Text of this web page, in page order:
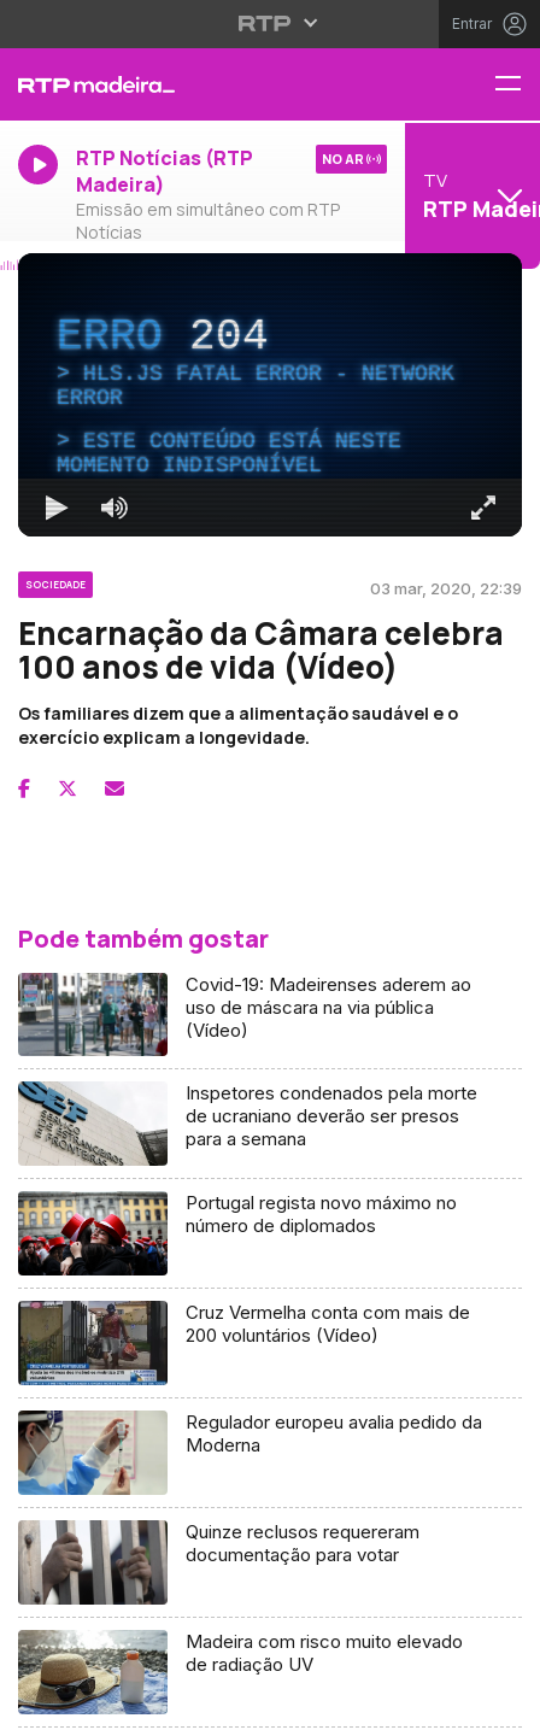
Entrar
RTP Notícias (RTP
Madeira)
Emissão em simultâneo com RTP
Notícias
NO AR
TV
RTP
ERRO204
HLS.JS FATAL ERROR - NETWORK
ERROR
ESTE CONTEÚDO ESTÁ NESTE
MOMENTO INDISPONÍVEL
SOCIEDADE 03 mar, 2020, 22:39
Encarnação da Câmara celebra
100 anos de vida (Vídeo)
Os familiares dizem que a alimentação saudável e o
exercício explicam a longevidade.
Pode também gostar
Covid-19: Madeirenses aderem ao
uso de máscara na via pública
(Vídeo)
Inspetores condenados pela morte
de ucraniano deverão ser presos
para a semana
Portugal regista novo máximo no
número de diplomados
Cruz Vermelha conta com mais de
200 voluntários (Vídeo)
Regulador europeu avalia pedido da
Moderna
Quinze reclusos requereram
documentação para votar
Madeira com risco muito elevado
de radiação UV